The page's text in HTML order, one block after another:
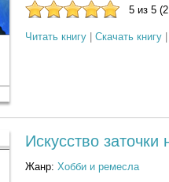
5 из 5
Читать книгу Скачать книгу
Искусство
Жанр: Хобби и ремесла